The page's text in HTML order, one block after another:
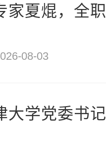
家夏焜，全
08-03
大学党委书记